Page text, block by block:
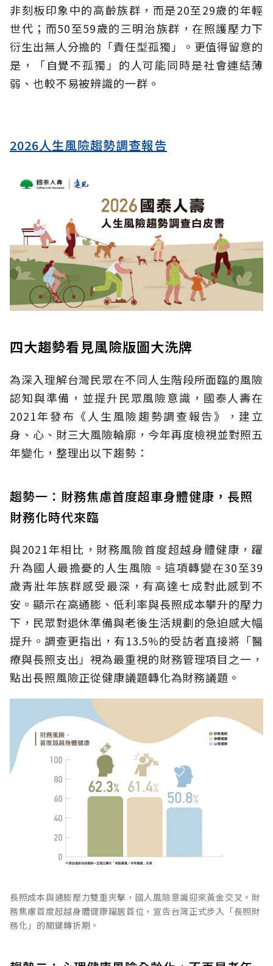
非刻板印象中的高齡族群，而是20至29歲的年輕
世代；而50至59歲的三明治族群，在照護壓力下
衍生出無人分擔的「責任型孤獨」。更值得留意的
是，「自覺不孤獨」的人可能同時是社會連結薄
弱、也較不易被辨識的一群。
2026人生風險趨勢調查報告
四大趨勢看見風險版圖大洗牌
為深入理解台灣民眾在不同人生階段所面臨的風險
認知與準備，並提升民眾風險意識，國泰人壽在
2021年發布《人生風險趨勢調查報告》，建立
身、心、財三大風險輪廓，今年再度檢視並對照五
年變化，整理出以下趨勢：
趨勢一：財務焦慮首度超車身體健康，長照
財務化時代來臨
與2021年相比，財務風險首度超越身體健康，躍
升為國人最擔憂的人生風險。這項轉變在30至39
歲青壯年族群感受最深，有高達七成對此感到不
安。顯示在高通膨、低利率與長照成本攀升的壓力
下，民眾對退休準備與老後生活規劃的急迫感大幅
提升。調查更指出，有13.5%的受訪者直接將「醫
療與長照支出」視為最重視的財務管理項目之一，
點出長照風險正從健康議題轉化為財務議題。
長照成本與通膨壓力雙重夾擊，國人風險意識迎來黃金交叉。財
務焦慮首度超越身體健康躍居首位，宣告台灣正式步入「長照財
務化」的關鍵轉折期。